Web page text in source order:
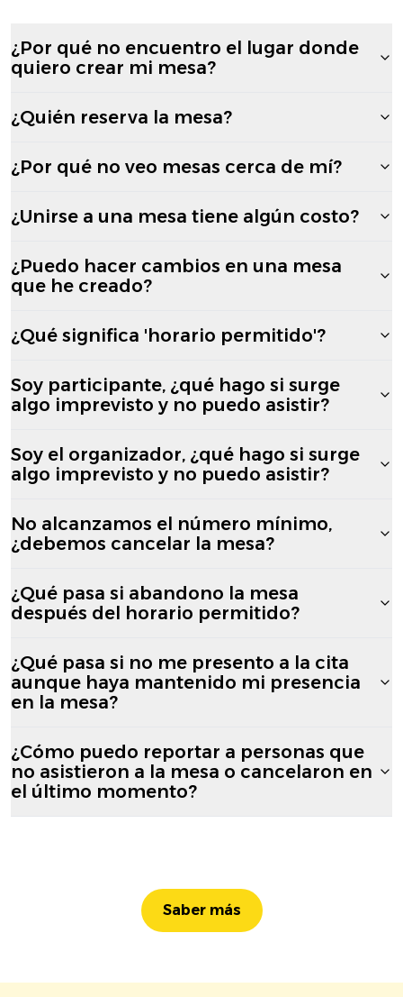
¿Por qué no encuentro el lugar donde
quiero crear mi mesa?
¿Quién reserva la mesa?
¿Por qué no veo mesas cerca de mí?
¿Unirse a una mesa tiene algún costo?
¿Puedo hacer cambios en una mesa
que he creado?
¿Qué significa 'horario permitido'?
Soy participante, ¿qué hago si surge
algo imprevisto y no puedo asistir?
Soy el organizador, ¿qué hago si surge
algo imprevisto y no puedo asistir?
No alcanzamos el número mínimo,
¿debemos cancelar la mesa?
¿Qué pasa si abandono la mesa
después del horario permitido?
¿Qué pasa si no me presento a la cita
aunque haya mantenido mi presencia
en la mesa?
¿Cómo puedo reportar a personas que
no asistieron a la mesa o cancelaron en
el último momento?
Saber más